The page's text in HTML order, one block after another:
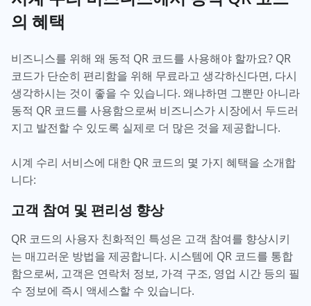
의 혜택
비즈니스를 위해 왜 동적 QR 코드를 사용해야 할까요? QR
코드가 단순히 편리함을 위해 무료라고 생각하신다면, 다시
생각하시는 것이 좋을 수 있습니다. 왜냐하면 그뿐만 아니라
동적 QR 코드를 사용함으로써 비즈니스가 시장에서 두드러
지고 발전할 수 있도록 실제로 더 많은 것을 제공합니다.
시계 수리 서비스에 대한 QR 코드의 몇 가지 혜택을 소개합
니다:
고객 참여 및 편리성 향상
QR 코드의 사용자 친화적인 특성은 고객 참여를 향상시키
는 매끄러운 방법을 제공합니다. 시스템에 QR 코드를 통합
함으로써, 고객은 연락처 정보, 가격 구조, 영업 시간 등의 필
수 정보에 즉시 액세스할 수 있습니다.